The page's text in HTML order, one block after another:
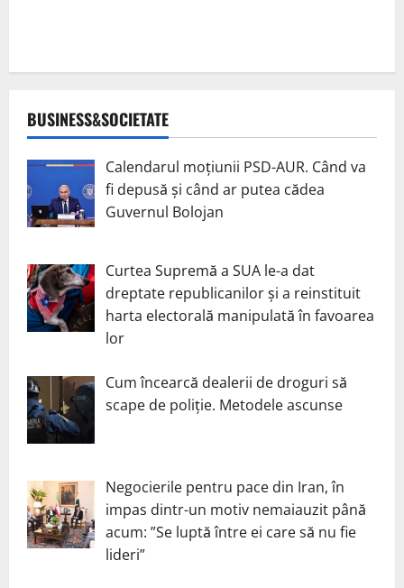
BUSINESS&SOCIETATE
Calendarul moțiunii PSD-AUR. Când va
fi depusă și când ar putea cădea
Guvernul Bolojan
Curtea Supremă a SUA le-a dat
dreptate republicanilor și a reinstituit
harta electorală manipulată în favoarea
lor
Cum încearcă dealerii de droguri să
scape de poliție. Metodele ascunse
Negocierile pentru pace din Iran, în
impas dintr-un motiv nemaiauzit până
acum: ”Se luptă între ei care să nu fie
lideri”